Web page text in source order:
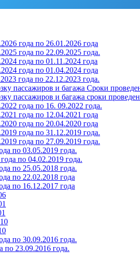
года по 26.01.2026 года
года по 22.09.2025 года.
года по 01.11.2024 года
года по 01.04.2024 года
года по 22.12.2023 года.
пассажиров и багажа Сроки
пассажиров и багажа сроки
года по 16. 09.2022 года.
года по 12.04.2021 года
года по 20.04.2020 года
года по 31.12.2019 года.
года по 27.09.2019 года.
по 03.05.2019 года.
по 04.02.2019 года.
по 25.05.2018 года.
по 22.02.2018 года
по 16.12.2017 года
по 30.09.2016 года.
23.09.2016 года.